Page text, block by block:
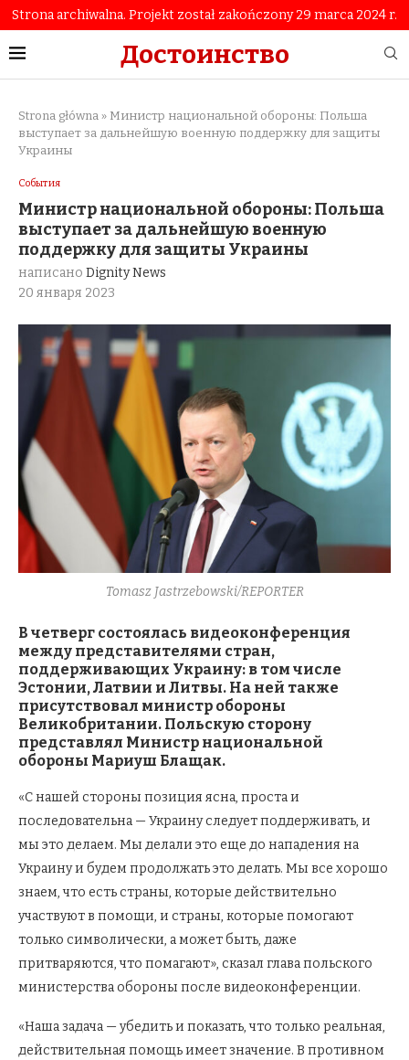
Strona archiwalna. Projekt został zakończony 29 marca 2024 r.
Достоинство
Strona główna » Министр национальной обороны: Польша
выступает за дальнейшую военную поддержку для защиты
Украины
События
Министр национальной обороны: Польша
выступает за дальнейшую военную
поддержку для защиты Украины
написано Dignity News
20 января 2023
Tomasz Jastrzebowski/REPORTER
В четверг состоялась видеоконференция
между представителями стран,
поддерживающих Украину: в том числе
Эстонии, Латвии и Литвы. На ней также
присутствовал министр обороны
Великобритании. Польскую сторону
представлял Министр национальной
обороны Мариуш Блащак.
«С нашей стороны позиция ясна, проста и
последовательна — Украину следует поддерживать, и
мы это делаем. Мы делали это еще до нападения на
Украину и будем продолжать это делать. Мы все хорошо
знаем, что есть страны, которые действительно
участвуют в помощи, и страны, которые помогают
только символически, а может быть, даже
притваряются, что помагают», сказал глава польского
министерства обороны после видеоконференции.
«Наша задача — убедить и показать, что только реальная,
действительная помощь имеет значение. В противном